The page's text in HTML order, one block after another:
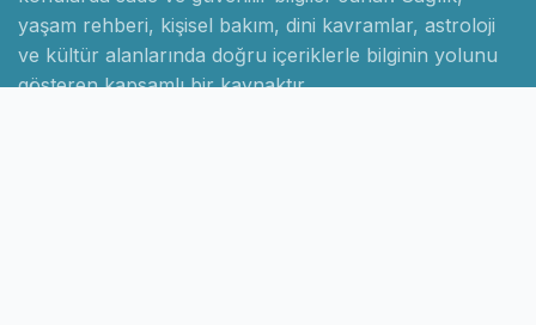
yaşam rehberi, kişisel bakım, dini kavramlar, astroloji
ve kültür alanlarında doğru içeriklerle bilginin yolunu
gösteren kapsamlı bir kaynaktır.